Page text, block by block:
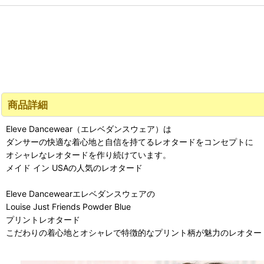
商品詳細
Eleve Dancewear（エレベダンスウェア）は
ダンサーの快適な着心地と自信を持てるレオタードをコンセプトに
オシャレなレオタードを作り続けています。
メイド イン USAの人気のレオタード
Eleve Dancewearエレベダンスウェアの
Louise Just Friends Powder Blue
プリントレオタード
こだわりの着心地とオシャレで特徴的なプリント柄が魅力のレオタ